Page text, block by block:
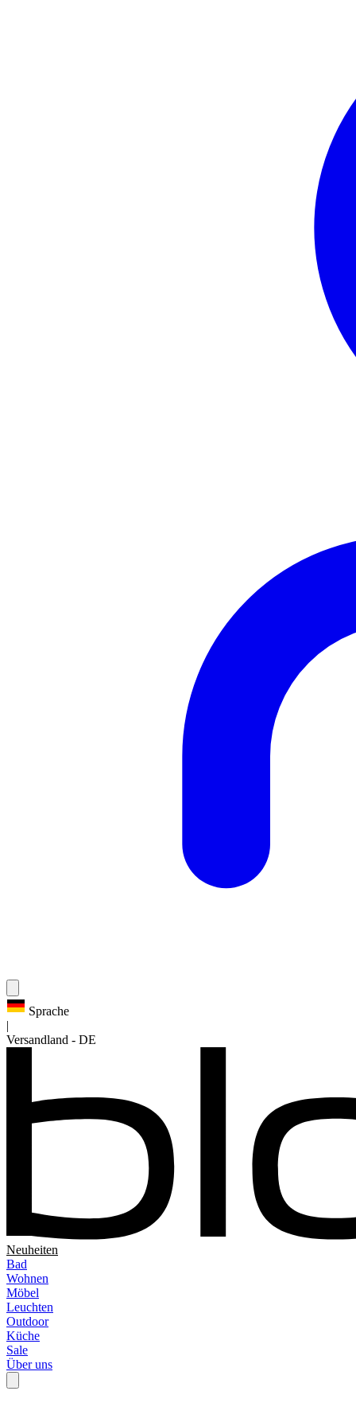
Sprache
Versandland - DE
Neuheiten
Bad
Wohnen
Möbel
Leuchten
Outdoor
Küche
Sale
Über uns